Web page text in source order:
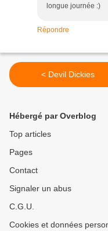
longue journée :)
Répondre
< Devil Dickies
Hébergé par Overblog
Top articles
Pages
Contact
Signaler un abus
C.G.U.
Cookies et données